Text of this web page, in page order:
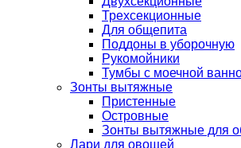
Трехсекционные
Для общепита
Поддоны в уборочную
Рукомойники
Тумбы с моечной
Зонты вытяжные
Пристенные
Островные
Зонты вытяжные для
Лари для овощей